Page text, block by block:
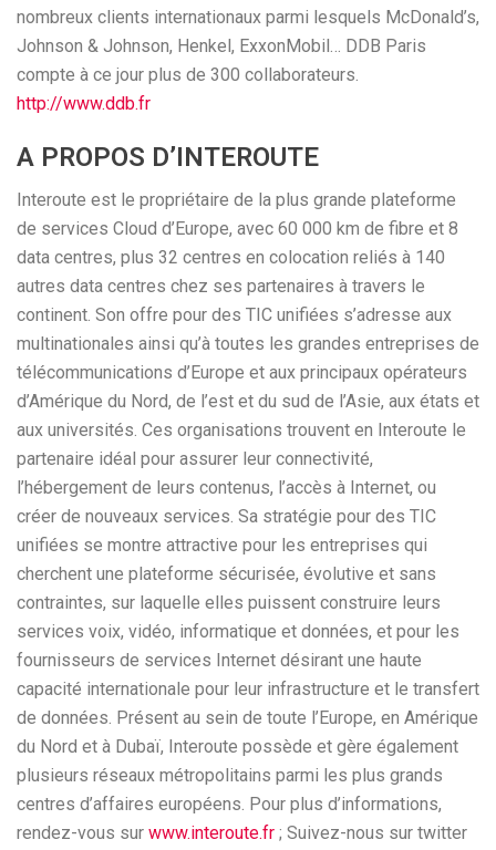
nombreux clients internationaux parmi lesquels McDonald’s,
Johnson & Johnson, Henkel, ExxonMobil… DDB Paris
compte à ce jour plus de 300 collaborateurs.
http://www.ddb.fr
A PROPOS D’INTEROUTE
Interoute est le propriétaire de la plus grande plateforme
de services Cloud d’Europe, avec 60 000 km de fibre et 8
data centres, plus 32 centres en colocation reliés à 140
autres data centres chez ses partenaires à travers le
continent. Son offre pour des TIC unifiées s’adresse aux
multinationales ainsi qu’à toutes les grandes entreprises de
télécommunications d’Europe et aux principaux opérateurs
d’Amérique du Nord, de l’est et du sud de l’Asie, aux états et
aux universités. Ces organisations trouvent en Interoute le
partenaire idéal pour assurer leur connectivité,
l’hébergement de leurs contenus, l’accès à Internet, ou
créer de nouveaux services. Sa stratégie pour des TIC
unifiées se montre attractive pour les entreprises qui
cherchent une plateforme sécurisée, évolutive et sans
contraintes, sur laquelle elles puissent construire leurs
services voix, vidéo, informatique et données, et pour les
fournisseurs de services Internet désirant une haute
capacité internationale pour leur infrastructure et le transfert
de données. Présent au sein de toute l’Europe, en Amérique
du Nord et à Dubaï, Interoute possède et gère également
plusieurs réseaux métropolitains parmi les plus grands
centres d’affaires européens. Pour plus d’informations,
rendez-vous sur www.interoute.fr ; Suivez-nous sur twitter